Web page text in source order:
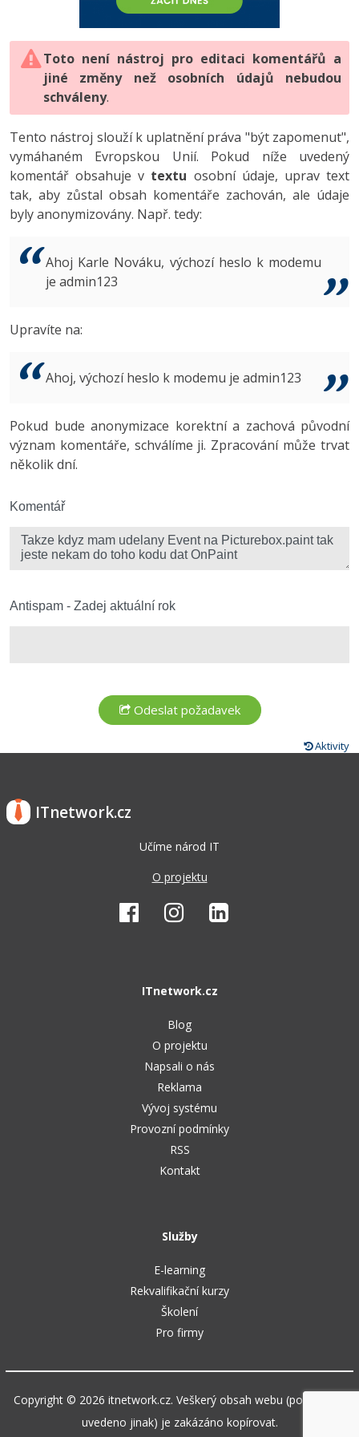
HTML5, CSS3, Bootstrap, SEO
SQL a databáze
Testování a verzování
UML a návrhové vzory
React
Spring
ASP.NET MVC
Best practices
PHP
JavaScript
Python
HTML / CSS
UML a návrhové vzory
MySQL/MariaDB
MS-SQL
Vývojář mobilních aplikací
C# Game developer
Tester
Systémový administrátor
3D grafik
Copywriter
WordPress specialista
-80%
JavaScript -80%
PHP -80%
Swift -80%
Kotlin -80%
VB.NET
Algoritmy -41%
Umělá inteligence (AI) -10%
Fórum
Digitální gramotnost
Marketing
WordPress
SEO
UX
Business
Copywriting
Windows
Kybernetická bezpečnost
-80%
Adobe Illustrator -80%
Adobe Lightroom
Adobe XD
Adobe InDesign -25%
Adobe After Effects
Inkscape
Fórum
Toto není nástroj pro editaci komentářů a
jiné změny než osobních údajů nebudou
schváleny.
Tento nástroj slouží k uplatnění práva "být zapomenut",
vymáhaném Evropskou Unií. Pokud níže uvedený
komentář obsahuje v textu osobní údaje, uprav text
tak, aby zůstal obsah komentáře zachován, ale údaje
byly anonymizovány. Např. tedy:
Ahoj Karle Nováku, výchozí heslo k modemu
je admin123
Upravíte na:
Ahoj, výchozí heslo k modemu je admin123
Pokud bude anonymizace korektní a zachová původní
význam komentáře, schválíme ji. Zpracování může trvat
několik dní.
Komentář
Antispam - Zadej aktuální rok
Aktivity
ITnetwork.cz
Učíme národ IT
O projektu
ITnetwork.cz
Blog
O projektu
Napsali o nás
Reklama
Vývoj systému
Provozní podmínky
RSS
Kontakt
Služby
E-learning
Rekvalifikační kurzy
Školení
Pro firmy
Copyright © 2026 itnetwork.cz. Veškerý obsah webu (pokud není
uvedeno jinak) je zakázáno kopírovat.